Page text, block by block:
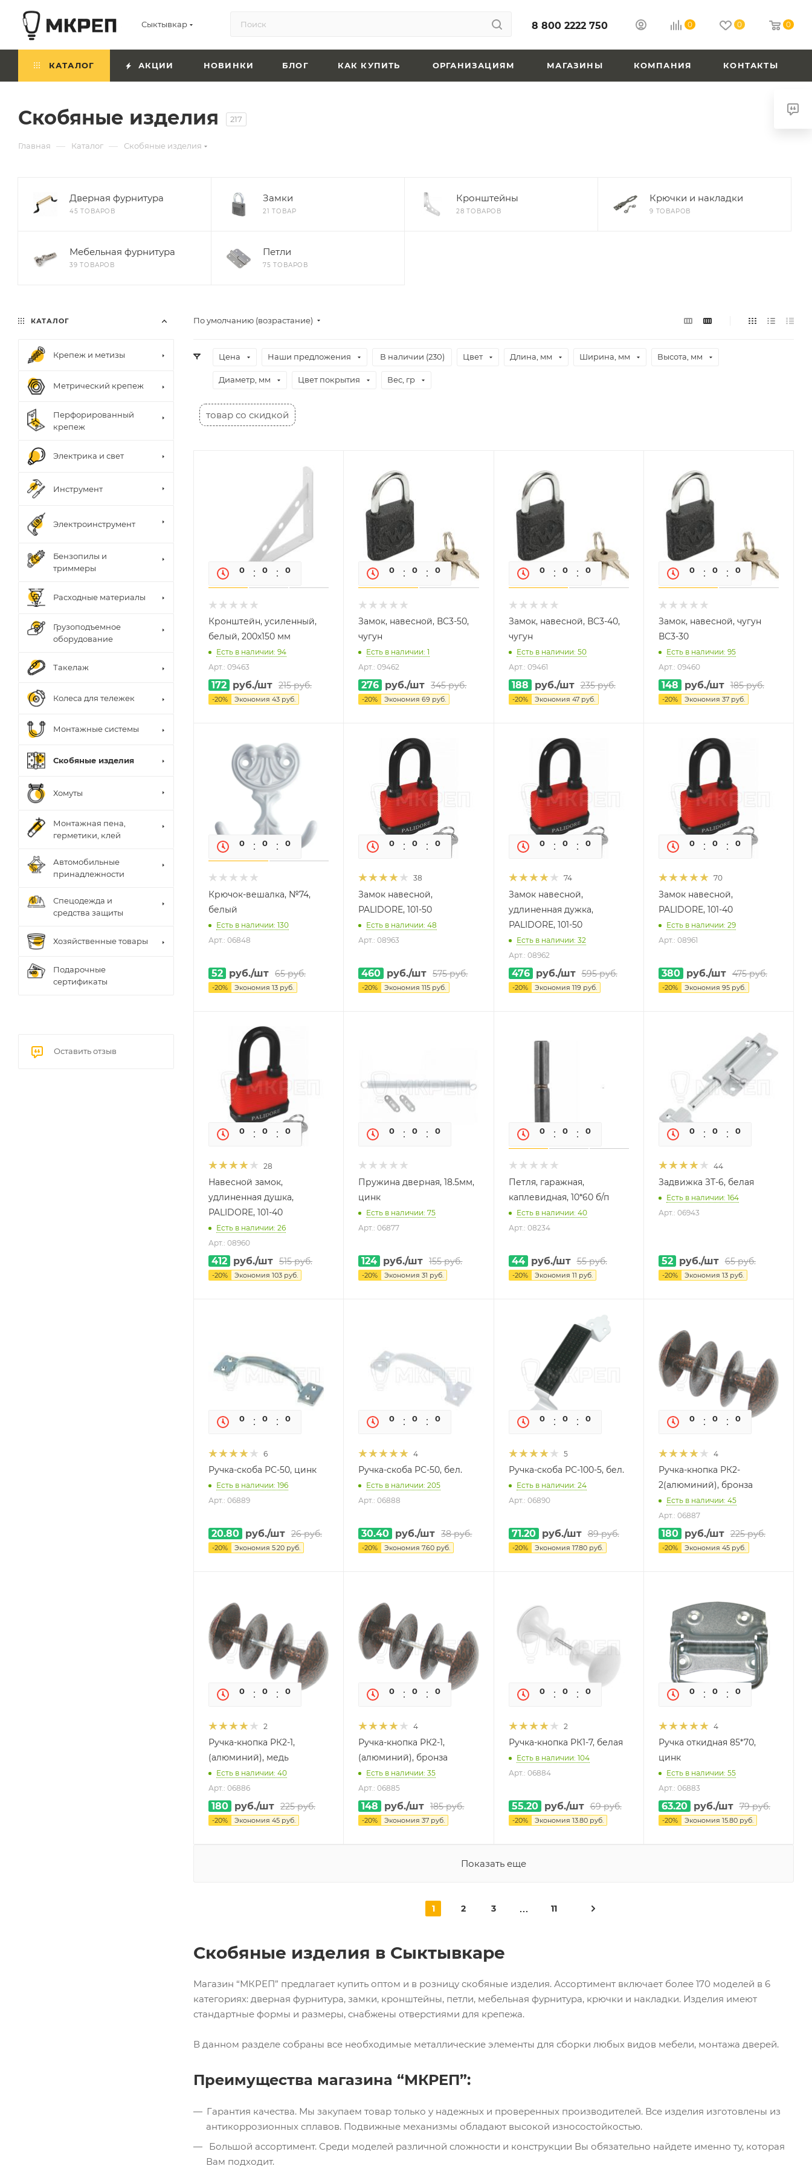
Сыктывкар 8 800 2222 750 0 0 0
КАТАЛОГ АКЦИИ НОВИНКИ БЛОГ КАК КУПИТЬ ОРГАНИЗАЦИЯМ МАГАЗИНЫ КОМПАНИЯ КОНТАКТЫ
Скобяные изделия 217
Главная — Каталог — Скобяные изделия
Дверная фурнитура
45 ТОВАРОВ
Замки
21 ТОВАР
Кронштейны
28 ТОВАРОВ
Крючки и накладки
9 ТОВАРОВ
Мебельная фурнитура
39 ТОВАРОВ
Петли
75 ТОВАРОВ
По умолчанию (возрастание)
Цена Наши предложения В наличии (230) Цвет Длина, мм Ширина, мм Высота, мм
Диаметр, мм Цвет покрытия Вес, гр
товар со скидкой
0 0 0
Кронштейн, усиленный,
белый, 200х150 мм
Есть в наличии: 94
Арт.: 09463
172 руб./шт 215руб.
-20% Экономия 43 руб.
0 0 0 0
Замок, навесной, ВС3-50,
чугун
Есть в наличии: 1
Арт.: 09462
276 руб./шт 345руб.
-20% Экономия69 руб.
0 0 0 0
Замок, навесной, ВС3-40,
чугун
Есть в наличии: 50
Арт.: 09461
188 руб./шт 235руб.
-20% Экономия 47руб.
0 0 0 0
Замок, навесной, чугун
ВС3-30
Есть в наличии: 95
Арт.: 09460
148 руб./шт 185руб.
-20% Экономия 37руб.
0 0 0 0
Крючок-вешалка, №74,
белый
Есть в наличии: 130
Арт.: 06848
52 руб./шт 65руб.
-20% Экономия 13 руб.
0 0 0 0
38
Замок навесной,
PALIDORE, 101-50
Есть в наличии: 48
Арт.: 08963
460 руб./шт 575руб.
-20% Экономия115 руб.
0 0 0 0
74
Замок навесной,
удлиненная дужка,
PALIDORE, 101-50
Есть в наличии: 32
Арт.: 08962
476 руб./шт 595руб.
-20% Экономия 119 руб.
0 0 0 0
70
Замок навесной,
PALIDORE, 101-40
Есть в наличии: 29
Арт.: 08961
380 руб./шт 475руб.
-20% Экономия 95руб.
0 0 0
28
Навесной замок,
удлиненная душка,
PALIDORE, 101-40
Есть в наличии: 26
Арт.: 08960
412 руб./шт 515руб.
-20% Экономия 103 руб.
0 0 0
Пружина дверная, 18.5мм,
цинк
Есть в наличии: 75
Арт.: 06877
124 руб./шт 155руб.
-20% Экономия31 руб.
0 0 0
Петля, гаражная,
каплевидная, 10*60 б/п
Есть в наличии: 40
Арт.: 08234
44 руб./шт 55руб.
-20% Экономия 11 руб.
0 0 0
44
Задвижка ЗТ-6, белая
Есть в наличии: 164
Арт.: 06943
52 руб./шт 65руб.
-20% Экономия 13руб.
0 0 0
6
Ручка-скоба РС-50, цинк
Есть в наличии: 196
Арт.: 06889
20.80 руб./шт 26руб.
-20% Экономия 5.20 руб.
0 0 0
4
Ручка-скоба РС-50, бел.
Есть в наличии: 205
Арт.: 06888
30.40 руб./шт 38руб.
-20% Экономия7.60 руб.
0 0 0
5
Ручка-скоба РС-100-5, бел.
Есть в наличии: 24
Арт.: 06890
71.20 руб./шт 89руб.
-20% Экономия 17.80руб.
0 0 0 0
4
Ручка-кнопка РК2-
2(алюминий), бронза
Есть в наличии: 45
Арт.: 06887
180 руб./шт 225руб.
-20% Экономия 45руб.
0 0 0
2
Ручка-кнопка РК2-1,
(алюминий), медь
Есть в наличии: 40
Арт.: 06886
180 руб./шт 225руб.
-20% Экономия 45 руб.
0 0 0 0
4
Ручка-кнопка РК2-1,
(алюминий), бронза
Есть в наличии: 35
Арт.: 06885
148 руб./шт 185руб.
-20% Экономия37 руб.
0 0 0
2
Ручка-кнопка РК1-7, белая
Есть в наличии: 104
Арт.: 06884
55.20 руб./шт 69руб.
-20% Экономия 13.80руб.
0 0 0
4
Ручка откидная 85*70,
цинк
Есть в наличии: 55
Арт.: 06883
63.20 руб./шт 79руб.
-20% Экономия 15.80руб.
Показать еще
1 2 3 11
Скобяные изделия в Сыктывкаре
Магазин “МКРЕП” предлагает купить оптом и в розницу скобяные изделия. Ассортимент включает более 170 моделей в 6
категориях: дверная фурнитура, замки, кронштейны, петли, мебельная фурнитура, крючки и накладки. Изделия имеют
стандартные формы и размеры, снабжены отверстиями для крепежа.
В данном разделе собраны все необходимые металлические элементы для сборки любых видов мебели, монтажа дверей.
Преимущества магазина “МКРЕП”:
Гарантия качества. Мы закупаем товар только у надежных и проверенных производителей. Все изделия изготовлены из
антикоррозионных сплавов. Подвижные механизмы обладают высокой износостойкостью.
Большой ассортимент. Среди моделей различной сложности и конструкции Вы обязательно найдете именно ту, которая
Вам подходит.
КАТАЛОГ
Крепеж и метизы
Метрический крепеж
Перфорированный
крепеж
Электрика и свет
Инструмент
Электроинструмент
Бензопилы и
триммеры
Расходные материалы
Грузоподъемное
оборудование
Такелаж
Колеса для тележек
Монтажные системы
Скобяные изделия
Хомуты
Монтажная пена,
герметики, клей
Автомобильные
принадлежности
Спецодежда и
средства защиты
Хозяйственные товары
Подарочные
сертификаты
Оставить отзыв